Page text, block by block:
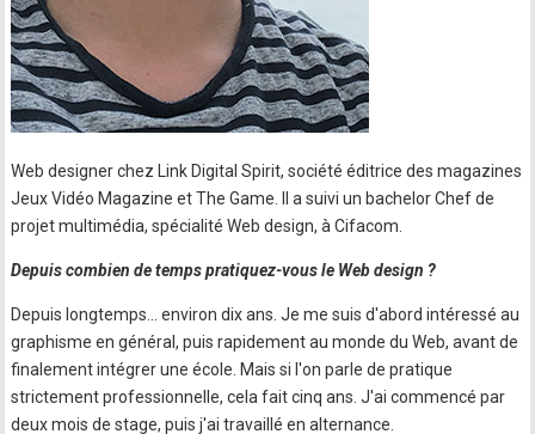
Web designer chez Link Digital Spirit, société éditrice des magazines
Jeux Vidéo Magazine et The Game. Il a suivi un bachelor Chef de
projet multimédia, spécialité Web design, à Cifacom.
Depuis combien de temps pratiquez-vous le Web design ?
Depuis longtemps… environ dix ans. Je me suis d'abord intéressé au
graphisme en général, puis rapidement au monde du Web, avant de
finalement intégrer une école. Mais si l'on parle de pratique
strictement professionnelle, cela fait cinq ans. J'ai commencé par
deux mois de stage, puis j'ai travaillé en alternance.